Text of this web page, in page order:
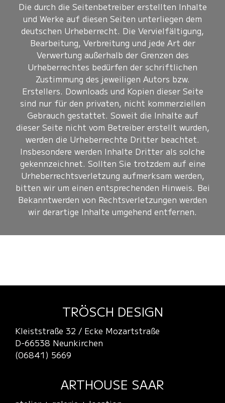
Die durch die Seitenbetreiber erstellten Inhalte
und Werke auf diesen Seiten unterliegen dem
deutschen Urheberrecht. Die Vervielfältigung,
Bearbeitung, Verbreitung und jede Art der
Verwertung außerhalb der Grenzen des
Urheberrechtes bedürfen der schriftlichen
Zustimmung des jeweiligen Autors bzw.
Erstellers. Downloads und Kopien dieser Seite
sind nur für den privaten, nicht kommerziellen
Gebrauch gestattet. Soweit die Inhalte auf
dieser Seite nicht vom Betreiber erstellt wurden,
werden die Urheberrechte Dritter beachtet.
Insbesondere werden Inhalte Dritter als solche
gekennzeichnet. Sollten Sie trotzdem auf eine
Urheberrechtsverletzung aufmerksam werden,
bitten wir um einen entsprechenden Hinweis. Bei
Bekanntwerden von Rechtsverletzungen werden
wir derartige Inhalte umgehend entfernen.
TRÖSCH DESIGN
Kleiststraße 32 / Ecke Mozartstraße
D-66538 Neunkirchen
(06841) 5669
ARTHOUSE SAAR